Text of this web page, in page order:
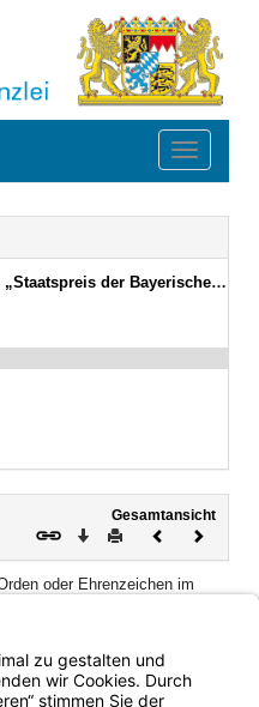
Toggle
Staatsministerin für Unterricht und Kultus“
Gesamtansicht
Download
DruckenVorheriges
oder Ehrenzeichen im